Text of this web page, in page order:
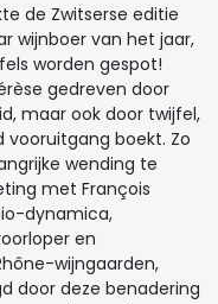
de Zwitserse editie
wijnboer van het jaar,
worden gespot!
gedreven door
maar ook door twijfel,
boekt. Zo
wending te
met François
dynamica,
en
wijngaarden,
door deze benadering